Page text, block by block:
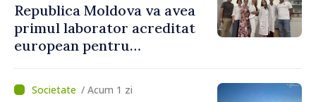
Republica Moldova va avea
primul laborator acreditat
european pentru
viței-de-vie
/ Acum 1 zi